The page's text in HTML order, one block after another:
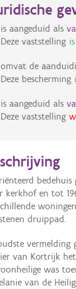
is aangeduid als
Deze vaststelling
omvat de
Deze bescherming
is aangeduid als
Deze vaststelling
kerkhof en tot
druippad.
vermelding
van Kortrijk
was
van de